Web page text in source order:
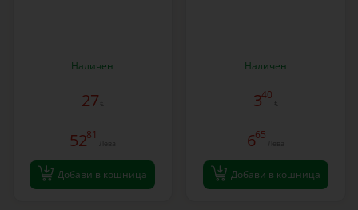
Наличен
27 €
5281
Лева
Добави в кошница
Наличен
340
€
665
Лева
Добави в кошница